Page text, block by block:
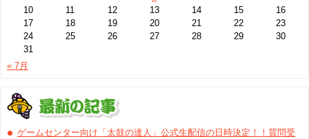
10
11 12 13 14 15
16
17
18 19 20 21 22
23
24
25 26 27 28 29
30
31
« 7月
ゲームセンター向け「太鼓の達人」公式生配信の日時決定！！質問受